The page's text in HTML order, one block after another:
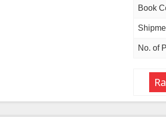
Book
No. of